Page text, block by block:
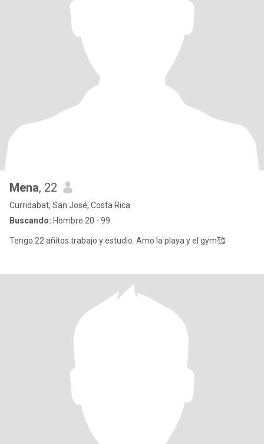
Mena, 22
Curridabat, San José, Costa Rica
Buscando: Hombre 20 - 99
Tengo 22 añitos trabajo y estudio. Amo la playa y el gym🥰